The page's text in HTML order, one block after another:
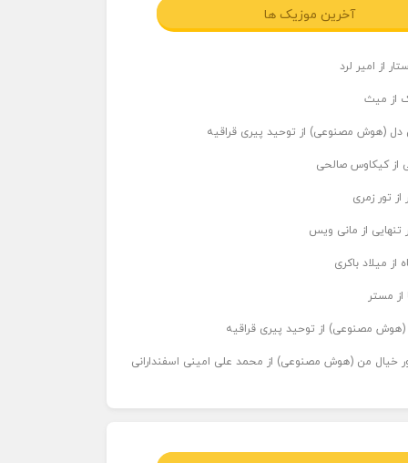
آخرین موزیک ها
از امیر لرد
از میث
دل (هوش مصنوعی) از توحید پیری قراقیه
از کیکاوس صالحی
تور زمری
تنهایی از مانی ویس
از میلاد باکری
از مستر
(هوش مصنوعی) از توحید پیری قراقیه
خیال من (هوش مصنوعی) از محمد علی امینی اسفندارانی